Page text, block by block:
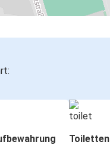
Toiletten